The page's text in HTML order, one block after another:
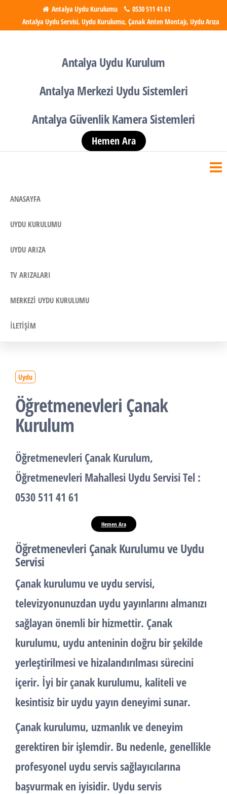
atla
Antalya Uydu Kurulumu
0530 511 41 61
Antalya Uydu Servisi, Uydu Kurulumu, Çanak Anten Montajı, Uydu Arıza
Antalya Uydu Kurulum
Antalya Merkezi Uydu Sistemleri
Antalya Güvenlik Kamera Sistemleri
Hemen Ara
ANASAYFA
UYDU KURULUMU
UYDU ARIZA
TV ARIZALARI
MERKEZI UYDU KURULUMU
İLETIŞIM
Uydu
Öğretmenevleri Çanak
Kurulum
Öğretmenevleri Çanak Kurulum,
Öğretmenevleri Mahallesi Uydu ServisiTel :
0530 511 41 61
Hemen Ara
Öğretmenevleri Çanak Kurulumu ve Uydu
Servisi
Çanak kurulumu ve uydu servisi,
televizyonunuzdan uydu yayınlarını almanızı
sağlayan önemli bir hizmettir. Çanak
kurulumu, uydu anteninin doğru bir şekilde
yerleştirilmesi ve hizalandırılması sürecini
içerir. İyi bir çanak kurulumu, kaliteli ve
kesintisiz bir uydu yayın deneyimi sunar.
Çanak kurulumu, uzmanlık ve deneyim
gerektiren bir işlemdir. Bu nedenle, genellikle
profesyonel uydu servis sağlayıcılarına
başvurmak en iyisidir. Uydu servis